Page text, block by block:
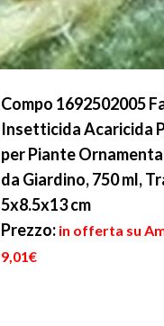
Compo 1692502005
Insetticida Acaricida
per Piante
da Giardino, 750 ml,
5x8.5x13 cm
Prezzo: in offerta su
9,01€